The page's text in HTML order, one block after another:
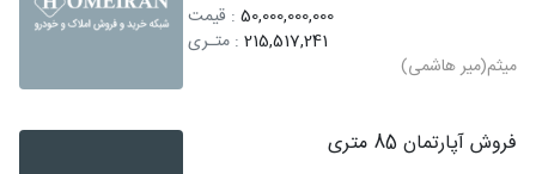
50,000,000,000 : قیمت
215,517,241 : متـری
میثم(میر هاشمی)
فروش آپارتمان 85 متری